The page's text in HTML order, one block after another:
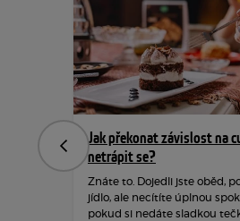
Jak překonat závislost na
netrápit se?
Znáte to. Dojedli jste oběd,
jídlo, ale necítíte úplnou
pokud si nedáte sladkou
Předchozí